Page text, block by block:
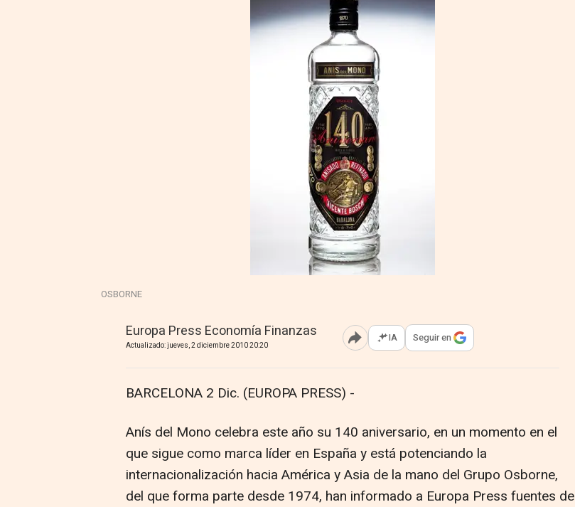
OSBORNE
Europa Press Economía Finanzas
Actualizado: jueves, 2 diciembre 2010 20:20 Abrir opciones para compartir
IA Seguir en
BARCELONA 2 Dic. (EUROPA PRESS) -
Anís del Mono celebra este año su 140 aniversario, en un momento en el
que sigue como marca líder en España y está potenciando la
internacionalización hacia América y Asia de la mano del Grupo Osborne,
del que forma parte desde 1974, han informado a Europa Press fuentes de